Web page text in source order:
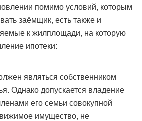
помимо условий, которым
заёмщик, есть также и
к жилплощади, на которую
ипотеки:
являться собственником
Однако допускается владение
его семьи совокупной
имущество, не